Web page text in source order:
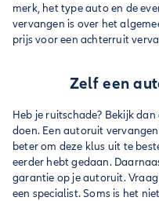
merk, het type auto en de
vervangen is over het
prijs voor een achterruit
Zelf een
Heb je ruitschade? Bekijk dan
doen. Een autoruit
beter om deze klus uit te
eerder hebt gedaan.
garantie op je autoruit.
een specialist. Soms is het